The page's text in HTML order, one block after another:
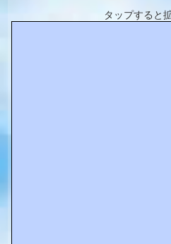
タップすると